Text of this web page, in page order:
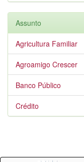
Assunto
Agricultura Familiar
Agroamigo Crescer
Banco Público
Crédito